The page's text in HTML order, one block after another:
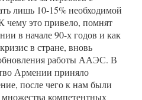
лишь 10-15% необходимой
чему это привело, помнят
в начале 90-х годов и как
в стране, вновь
работы ААЭС. В
Армении приняло
после чего к нам были
компетентных